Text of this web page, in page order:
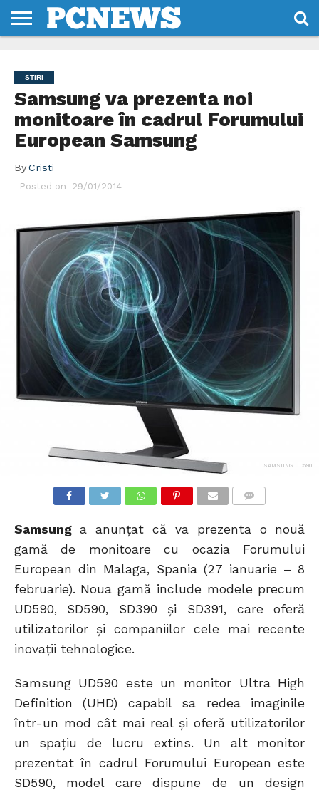
NOI
SI
CONDITII
STIRI
Samsung va prezenta noi
monitoare în cadrul Forumului
European Samsung
By Cristi
Posted on 29/01/2014
SAMSUNG UD590
Samsunga anunțat că va prezenta o nouă
gamă de monitoare cu ocazia Forumului
European din Malaga, Spania (27 ianuarie – 8
februarie). Noua gamă include modele precum
UD590, SD590, SD390 și SD391, care oferă
utilizatorilor și companiilor cele mai recente
inovații tehnologice.
Samsung UD590 este un monitor Ultra High
Definition (UHD) capabil sa redea imaginile
într-un mod cât mai real şi oferă utilizatorilor
un spaţiu de lucru extins. Un alt monitor
prezentat în cadrul Forumului European este
SD590, model care dispune de un design